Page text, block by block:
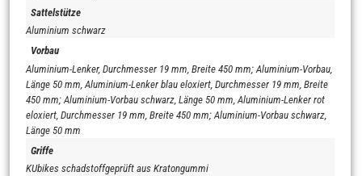
Sattelstütze
Aluminium schwarz
Vorbau
Aluminium-Lenker, Durchmesser 19 mm, Breite 450 mm; Aluminium-Vorbau,
Länge 50 mm, Aluminium-Lenker blau eloxiert, Durchmesser 19 mm, Breite
450 mm; Aluminium-Vorbau schwarz, Länge 50 mm, Aluminium-Lenker rot
eloxiert, Durchmesser 19 mm, Breite 450 mm; Aluminium-Vorbau schwarz,
Länge 50 mm
Griffe
KUbikes schadstoffgeprüft aus Kratongummi